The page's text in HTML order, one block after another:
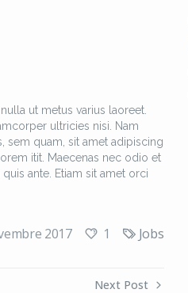
ut metus varius laoreet.
ultricies nisi. Nam
sem quam, sit amet adipiscing
itit. Maecenas nec odio et
ante. Etiam sit amet orci
2017 1 Jobs
Next Post